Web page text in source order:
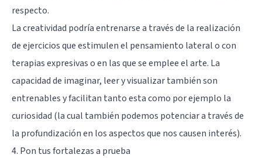
respecto.
La creatividad podría entrenarse a través de la realización
de ejercicios que estimulen el pensamiento lateral o con
terapias expresivas o en las que se emplee el arte. La
capacidad de imaginar, leer y visualizar también son
entrenables y facilitan tanto esta como por ejemplo la
curiosidad (la cual también podemos potenciar a través de
la profundización en los aspectos que nos causen interés).
4. Pon tus fortalezas a prueba